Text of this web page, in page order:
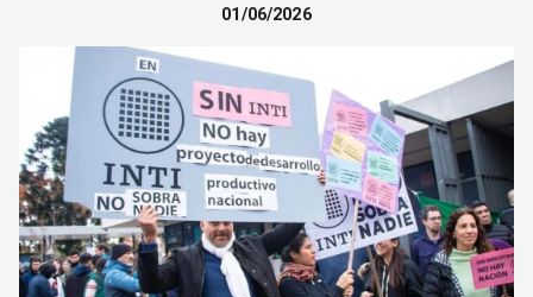
JUVENTUD
DEBATE
ARCHIVO
DECLARACIONES
OPINIÓN
ALTAMIRA RESPONDE
Política Obrera Revista
CONTACTO
01/06/2026